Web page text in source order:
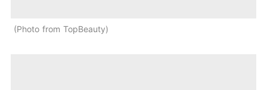
Photo from TopBeauty